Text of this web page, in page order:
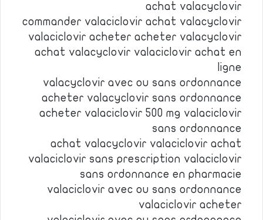
achat valacyclovir
commander valaciclovir achat valacyclovir
valaciclovir acheter acheter valacyclovir
achat valacyclovir valaciclovir achat en
ligne
valacyclovir avec ou sans ordonnance
acheter valacyclovir sans ordonnance
acheter valaciclovir 500 mg valaciclovir
sans ordonnance
achat valacyclovir valaciclovir achat
valaciclovir sans prescription valaciclovir
sans ordonnance en pharmacie
valaciclovir avec ou sans ordonnance
valaciclovir acheter